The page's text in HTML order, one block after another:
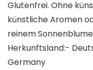
Glutenfrei. Ohne
künstliche Aromen
reinem
Herkunftsland:-
Germany